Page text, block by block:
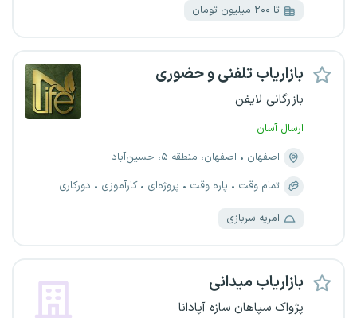
تا ۲۰۰ میلیون تومان
بازاریاب تلفنی و حضوری
بازرگانی لایفن
ارسال آسان
اصفهان
اصفهان، منطقه ۵، حسین‌آباد
تمام وقت
پاره وقت پروژه‌ای کارآموزی دورکاری
امریه سربازی
بازاریاب میدانی
پژواک سپاهان سازه آپادانا